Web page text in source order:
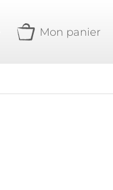
Mon panier